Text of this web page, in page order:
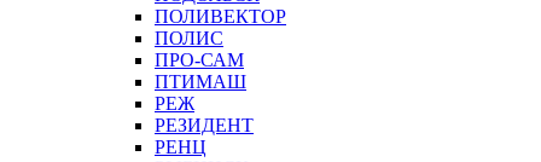
ПОЛИВЕКТОР
ПОЛИС
ПРО-САМ
ПТИМАШ
РЕЖ
РЕЗИДЕНТ
РЕНЦ